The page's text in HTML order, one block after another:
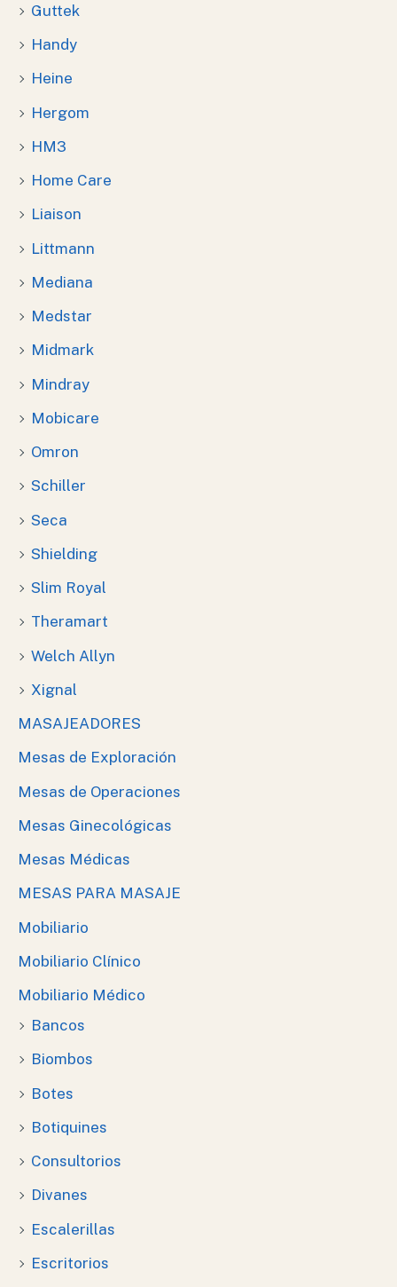
Guttek
Handy
Heine
Hergom
HM3
Home Care
Liaison
Littmann
Mediana
Medstar
Midmark
Mindray
Mobicare
Omron
Schiller
Seca
Shielding
Slim Royal
Theramart
Welch Allyn
Xignal
MASAJEADORES
Mesas de Exploración
Mesas de Operaciones
Mesas Ginecológicas
Mesas Médicas
MESAS PARA MASAJE
Mobiliario
Mobiliario Clínico
Mobiliario Médico
Bancos
Biombos
Botes
Botiquines
Consultorios
Divanes
Escalerillas
Escritorios